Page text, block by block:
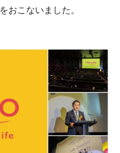
おこないました。